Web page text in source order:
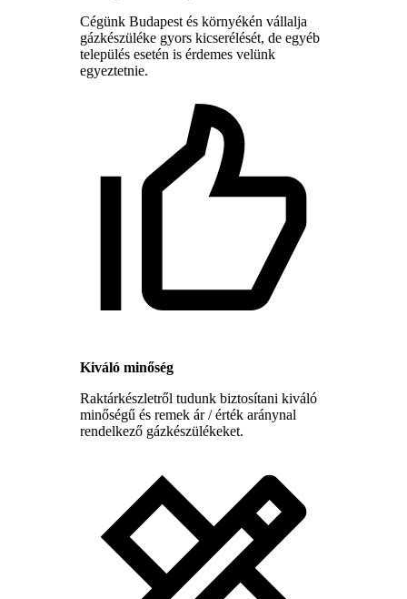
Cégünk Budapest és környékén vállalja
gázkészüléke gyors kicserélését, de egyéb
település esetén is érdemes velünk
egyeztetnie.
Kiváló minőség
Raktárkészletről tudunk biztosítani kiváló
minőségű és remek ár / érték aránynal
rendelkező gázkészülékeket.